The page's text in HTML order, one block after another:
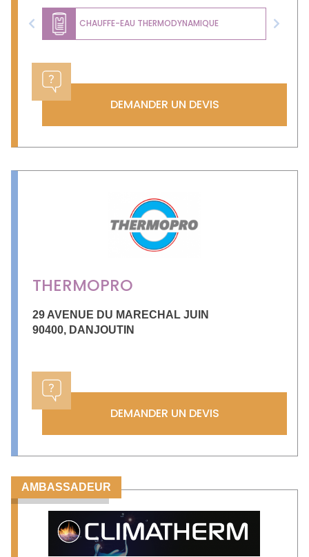
CHAUFFE-EAU THERMODYNAMIQUE
Previous Next
DEMANDER UN DEVIS
THERMOPRO
29 AVENUE DU MARECHAL JUIN
90400, DANJOUTIN
DEMANDER UN DEVIS
AMBASSADEUR